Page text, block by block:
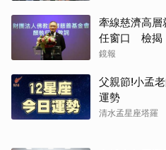
牽線慈濟高
任窗口 檢揭
網絡
鏡報
父親節!小孟
運勢
清水孟星座塔羅